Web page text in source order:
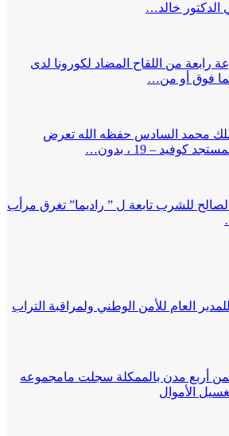
الدكتور خالد…
رابعة من اللقاح المضاد لكورونا لدى
محمد السادس حفظه الله تعرض
كوفيد – 19 ، بدون…
الصالح للشرب تابعة ل ” راديما” تغرق مرأب
العام للأمن الوطني ولمراقبة التراب
ضمن أربع مدن بالممكلة سجلت مامجموعه